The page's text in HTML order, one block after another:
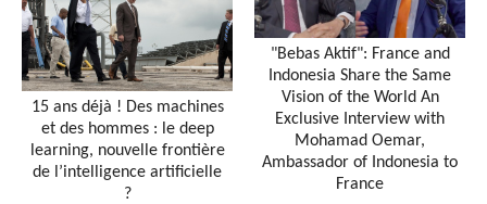
15 ans déjà ! Des machines
et des hommes : le deep
learning, nouvelle frontière
de l’intelligence artificielle
?
"Bebas Aktif": France and
Indonesia Share the Same
Vision of the World An
Exclusive Interview with
Mohamad Oemar,
Ambassador of Indonesia to
France